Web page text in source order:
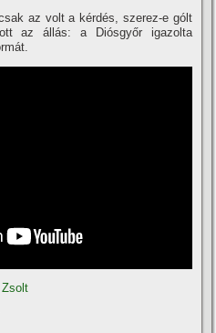
az volt a kérdés, szerez-e gólt
az állás: a Diósgyőr igazolta
Zsolt